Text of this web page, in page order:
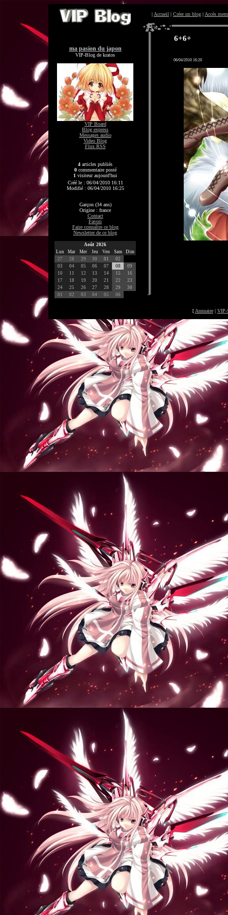
ma pasion du japon
VIP-Blog de kratos
VIP Board
Blog express
Messages audio
Video Blog
Flux RSS
4 articles publiés
0commentaire posté
1 visiteur aujourd'hui
Créé le : 06/04/2010 16:11
Modifié : 06/04/2010 16:25
Garçon (34 ans)
Origine : france
Contact
Favori
Faire connaître ce blog
Newsletter de ce blog
Août 2026
Lun
Mar Mer Jeu Ven Sam
Dim
27
28 29 30 01
02
03
04 05 06 07 08
09
10
11 12 13 14 15
16
17
18 19 20 21 22
23
24
25 26 27 28 29
30
01
02 03 04 05 06
| Accueil | Créer un blog | Accès
6+6+
06/04/2010 16:20
[ Annuaire| VIP-
©